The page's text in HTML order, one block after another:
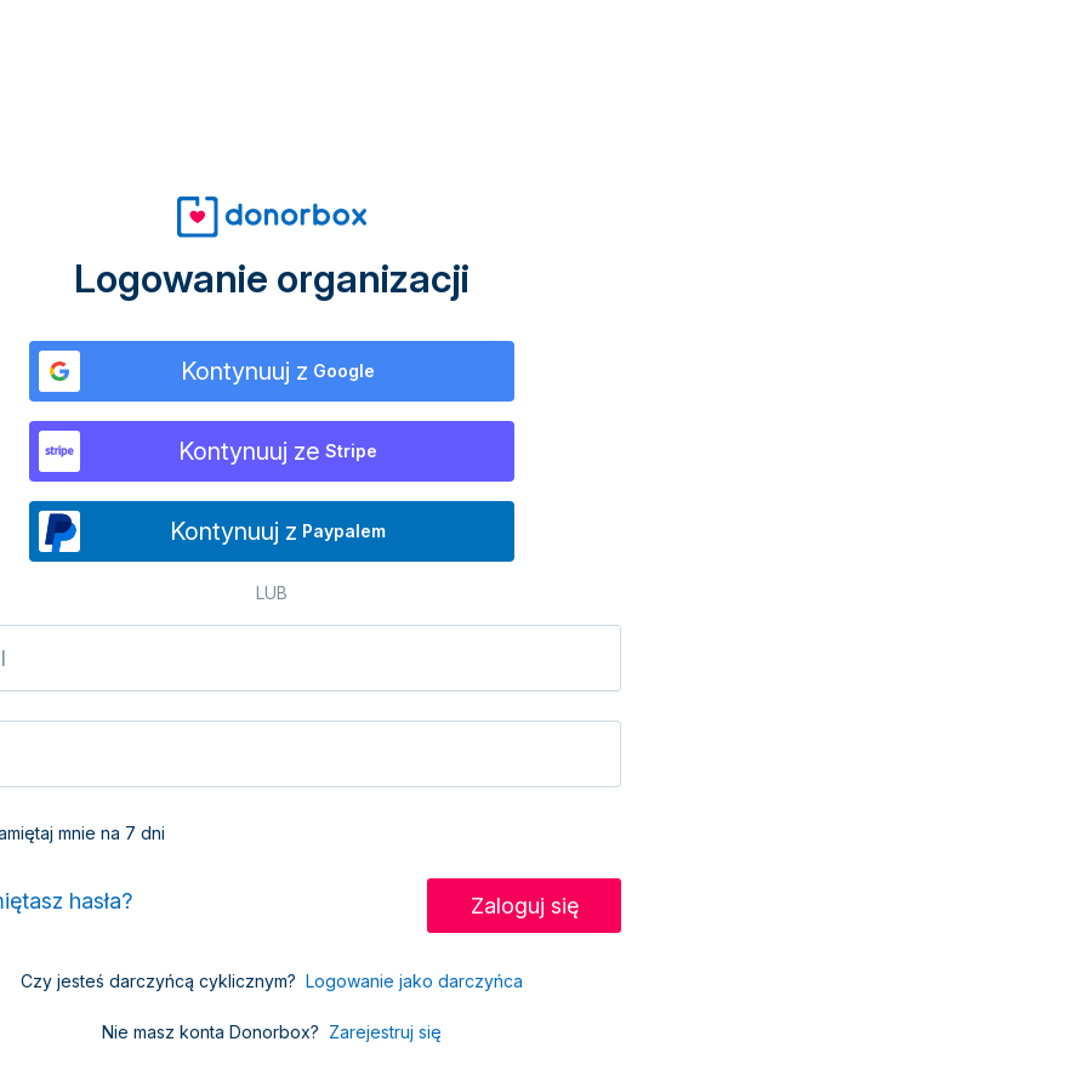
Logowanie organizacji
Kontynuuj z Google
Kontynuuj ze Stripe
Kontynuuj z Paypalem
LUB
mnie na 7 dni
hasła?
Czy jesteś darczyńcą cyklicznym? Logowanie jako darczyńca
Nie masz konta Donorbox? Zarejestruj się